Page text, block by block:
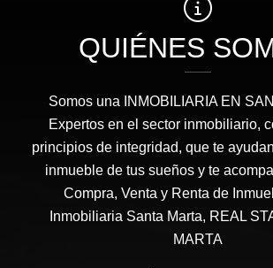
QUIÉNES
Somos una INMOBILIARIA EN
Expertos en el sector inmobiliario,
principios de integridad, que te
inmueble de tus sueños y te
Compra, Venta y Renta de
Inmobiliaria Santa Marta, REAL
MARTA